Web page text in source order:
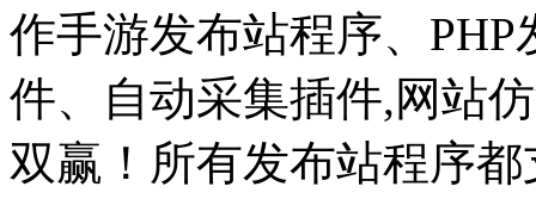
作手游发布站程序、
件、自动采集插件,网站
双赢！所有发布站程序